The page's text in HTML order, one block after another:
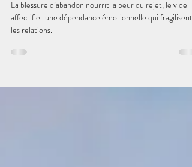
SILENCIEUSE
affectif et une dépendance émotionnelle qui fragilisent